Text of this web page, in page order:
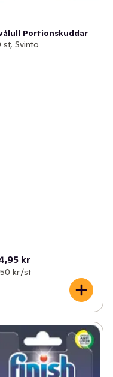
Portionskuddar
st, Svinto
kr
kr /st